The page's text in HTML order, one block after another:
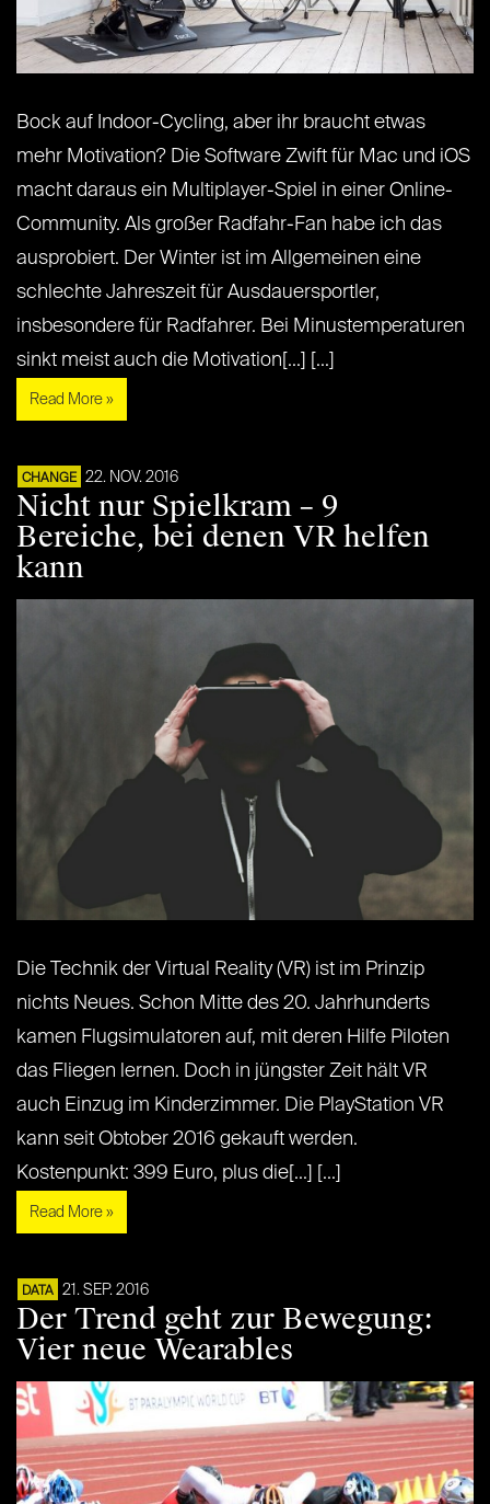
Bock auf Indoor-Cycling, aber ihr braucht etwas
mehr Motivation? Die Software Zwift für Mac und iOS
macht daraus ein Multiplayer-Spiel in einer Online-
Community. Als großer Radfahr-Fan habe ich das
ausprobiert. Der Winter ist im Allgemeinen eine
schlechte Jahreszeit für Ausdauersportler,
insbesondere für Radfahrer. Bei Minustemperaturen
sinkt meist auch die Motivation[...] [...]
Read More »
CHANGE 22. NOV. 2016
Nicht nur Spielkram – 9
Bereiche, bei denen VR helfen
kann
Die Technik der Virtual Reality (VR) ist im Prinzip
nichts Neues. Schon Mitte des 20. Jahrhunderts
kamen Flugsimulatoren auf, mit deren Hilfe Piloten
das Fliegen lernen. Doch in jüngster Zeit hält VR
auch Einzug im Kinderzimmer. Die PlayStation VR
kann seit Obtober 2016 gekauft werden.
Kostenpunkt: 399 Euro, plus die[...] [...]
Read More »
DATA 21. SEP. 2016
Der Trend geht zur Bewegung:
Vier neue Wearables